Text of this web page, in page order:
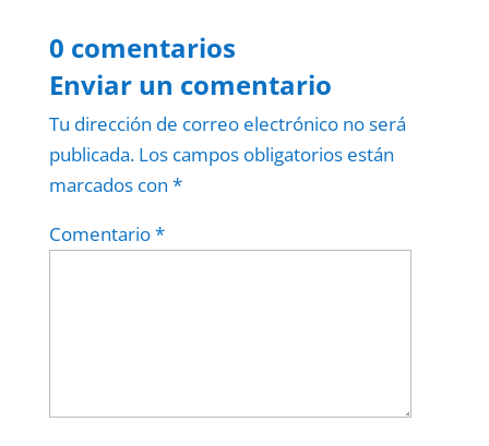
0 comentarios
Enviar un comentario
Tu dirección de correo electrónico no será
publicada. Los campos obligatorios están
marcados con *
Comentario*